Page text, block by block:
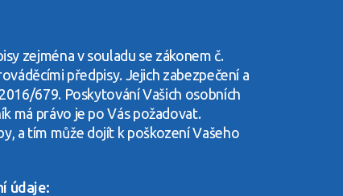
zejména v souladu se zákonem č.
předpisy. Jejich zabezpečení a
679. Poskytování Vašich osobních
má právo je po Vás požadovat.
a tím může dojít k poškození Vašeho
údaje: